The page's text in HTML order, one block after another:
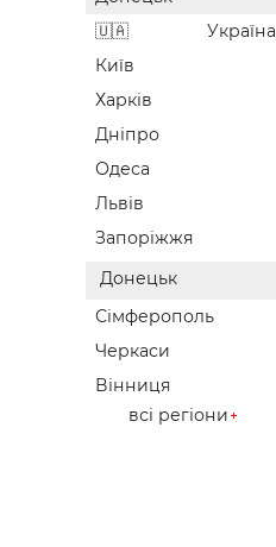
Україна
Київ
Харків
Дніпро
Одеса
Львів
Запоріжжя
Донецьк
Сімферополь
Черкаси
Вінниця
всі регіони